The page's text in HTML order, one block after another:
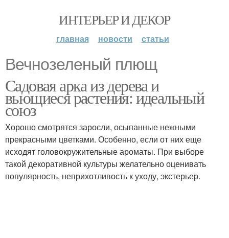
ИНТЕРЬЕР И ДЕКОР
главная новости статьи
Вечнозеленый плющ
Садовая арка из дерева и
вьющиеся растения: идеальный
союз
Хорошо смотрятся заросли, осыпанные нежными
прекрасными цветками. Особенно, если от них еще
исходят головокружительные ароматы. При выборе
такой декоративной культуры желательно оценивать
популярность, неприхотливость к уходу, экстерьер.